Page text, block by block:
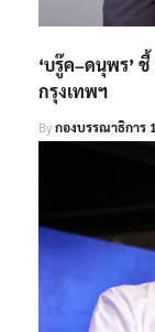
‘บรู๊ค–ดนุพร’
กรุงเทพฯ
Byกองบรรณาธิการ 1